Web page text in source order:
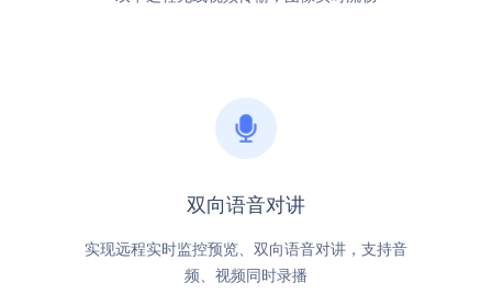
双向语音对讲
实现远程实时监控预览、双向语音对讲，支持音
频、视频同时录播